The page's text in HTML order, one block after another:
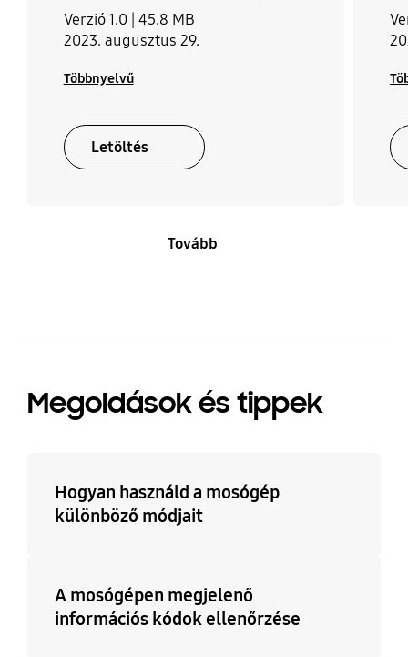
Verzió 1.0 | 45.8 MB
2023. augusztus 29.
Többnyelvű
Letöltés
Tovább
Megoldások és tippek
Hogyan használd a mosógép
különböző módjait
A mosógépen megjelenő
információs kódok ellenőrzése